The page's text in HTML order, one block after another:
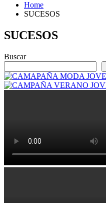
Home
SUCESOS
SUCESOS
Buscar